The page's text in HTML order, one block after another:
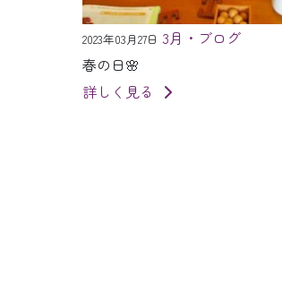
2023年03月27日 3月・ブログ
春の日🌸
詳しく見る